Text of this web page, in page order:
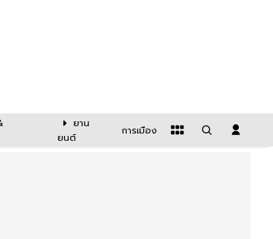
ยาน
ยนต์
การเมือง